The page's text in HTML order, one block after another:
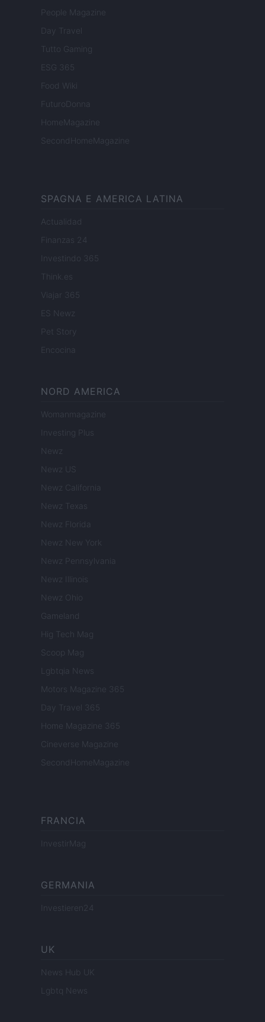
People Magazine
Day Travel
Tutto Gaming
ESG 365
Food Wiki
FuturoDonna
HomeMagazine
SecondHomeMagazine
SPAGNA E AMERICA LATINA
Actualidad
Finanzas 24
Investindo 365
Think.es
Viajar 365
ES Newz
Pet Story
Encocina
NORD AMERICA
Womanmagazine
Investing Plus
Newz
Newz US
Newz California
Newz Texas
Newz Florida
Newz New York
Newz Pennsylvania
Newz Illinois
Newz Ohio
Gameland
Hig Tech Mag
Scoop Mag
Lgbtqia News
Motors Magazine 365
Day Travel 365
Home Magazine 365
Cineverse Magazine
SecondHomeMagazine
FRANCIA
InvestirMag
GERMANIA
Investieren24
UK
News Hub UK
Lgbtq News